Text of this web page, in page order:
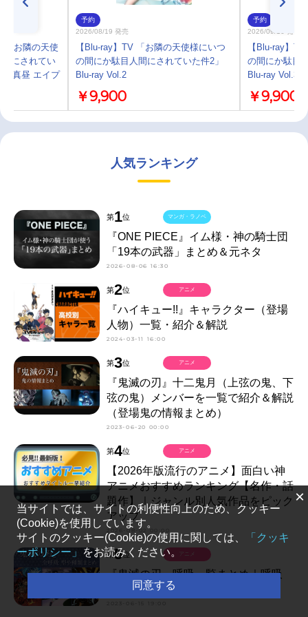
】お隣の天使
にされてい
名真昼 エイプ
予約
2026/08/19 発売
【Blu-ray】TV 「お隣の天使様にいつ
の間にか駄目人間にされていた件2」
Blu-ray Vol.2
￥9,900
予約
2026/09/16 発売
【Blu-ray】
の間にか駄目
Blu-ray Vol.3
￥9,900
人気ランキング
第1位
『ONE PIECE』イム様・神の騎士団
「19本の武器」まとめ＆元ネタ
2026-08-06 16:30
マンガ・ラノベ
第2位
『ハイキュー!!』キャラクター（登場
人物）一覧・紹介＆解説
2024-03-11 16:00
アニメ
第3位
『鬼滅の刃』十二鬼月（上弦の鬼、下
弦の鬼）メンバーを一覧で紹介＆解説
（登場鬼の情報まとめ）
2023-06-20 00:00
アニメ
第4位
【2026年版流行のアニメ】面白い神
アニメおすすめランキング【名作・話
題作】｜ジャンル別人気作品をピック
アップ
2026-08-02 00:00
アニメ
第5位
『鬼滅の刃』呼吸一覧まとめ｜呼吸
法、常中などキーワードを解説
アニメ
×
当サイトでは、サイトの利便性向上のため、クッキー
(Cookie)を使用しています。
サイトのクッキー(Cookie)の使用に関しては、
「クッキ
ーポリシー」
をお読みください。
同意する